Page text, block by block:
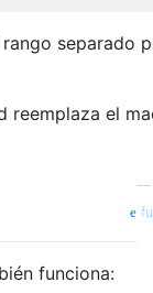
separado
reemplaza el
funciona: